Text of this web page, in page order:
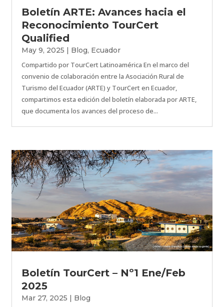
Boletín ARTE: Avances hacia el
Reconocimiento TourCert
Qualified
May 9, 2025 | Blog, Ecuador
Compartido por TourCert Latinoamérica En el marco del
convenio de colaboración entre la Asociación Rural de
Turismo del Ecuador (ARTE) y TourCert en Ecuador,
compartimos esta edición del boletín elaborada por ARTE,
que documenta los avances del proceso de...
Boletín TourCert – Nº1 Ene/Feb
2025
Mar 27, 2025 | Blog